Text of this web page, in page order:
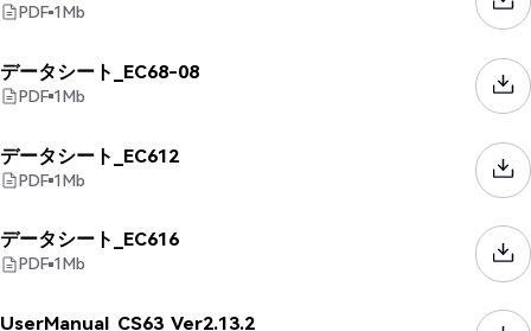
PDF 1Mb
データシート_EC68-08
PDF 1Mb
データシート_EC612
PDF 1Mb
データシート_EC616
PDF 1Mb
UserManual_CS63_Ver2.13.2